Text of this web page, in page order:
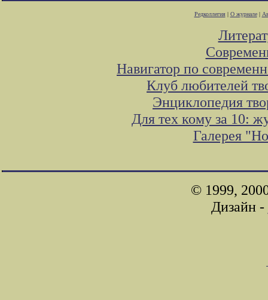
Редколлегия| О журнале|
Навигатор по
Клуб любителей
Энциклопедия
Для тех кому за 10:
Галерея
© 1999,
Дизайн -